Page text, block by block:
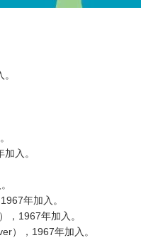
入。
年加入。
，1967年加入。
），1967年加入。